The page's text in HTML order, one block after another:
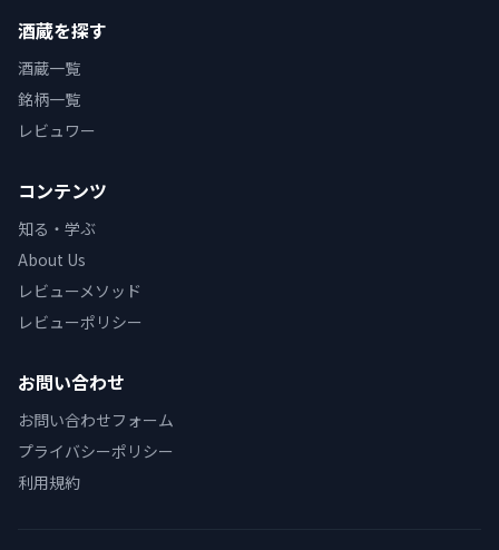
酒蔵を探す
酒蔵一覧
銘柄一覧
レビュワー
コンテンツ
知る・学ぶ
About Us
レビューメソッド
レビューポリシー
お問い合わせ
お問い合わせフォーム
プライバシーポリシー
利用規約